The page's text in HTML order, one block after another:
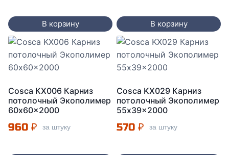
В корзину В корзину
Cosca KX006 Карниз
потолочный Экополимер
60x60x2000
960 ₽ за штуку
Cosca KX029 Карниз
потолочный Экополимер
55x39x2000
570 ₽ за штуку